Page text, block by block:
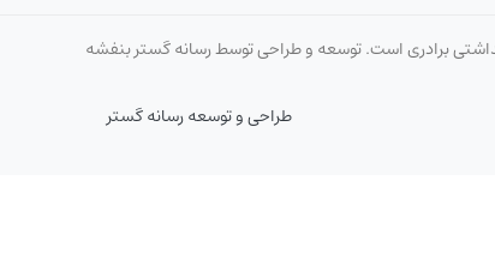
برادری است. توسعه و طراحی توسط رسانه گستر بنفشه
طراحی و توسعه رسانه گستر